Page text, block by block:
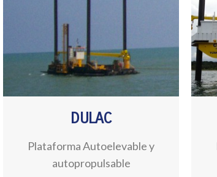
DULAC
Plataforma Autoelevable y
autopropulsable